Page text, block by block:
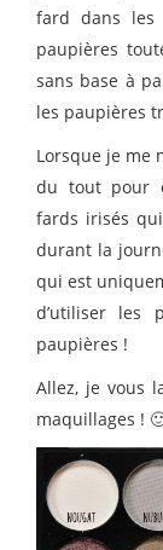
fard dans les
paupières
sans base à
les paupières
Lorsque je me
du tout pour
fards irisés
durant la
qui est
d’utiliser les
paupières !
Allez, je vous
maquillages !